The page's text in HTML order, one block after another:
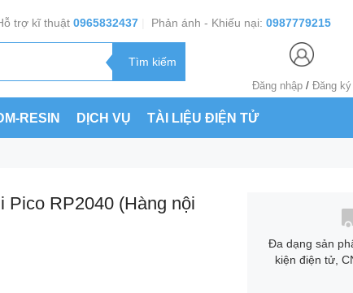
trợ kĩ thuật 0965832437| Phản ánh - Khiếu nại: 0987779215
Đăng nhập/ Đăng ký
RESIN DỊCH VỤ TÀI LIỆU ĐIỆN TỬ
Pico RP2040 (Hàng nội
Đa dạng sản
kiện điện tử,